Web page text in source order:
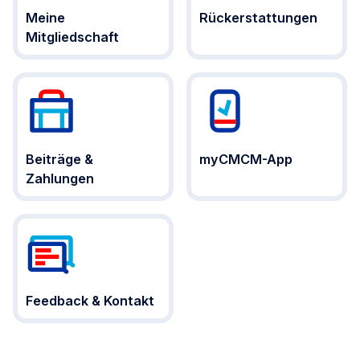
Meine
Mitgliedschaft
Rückerstattungen
Beiträge &
Zahlungen
myCMCM-App
Feedback & Kontakt